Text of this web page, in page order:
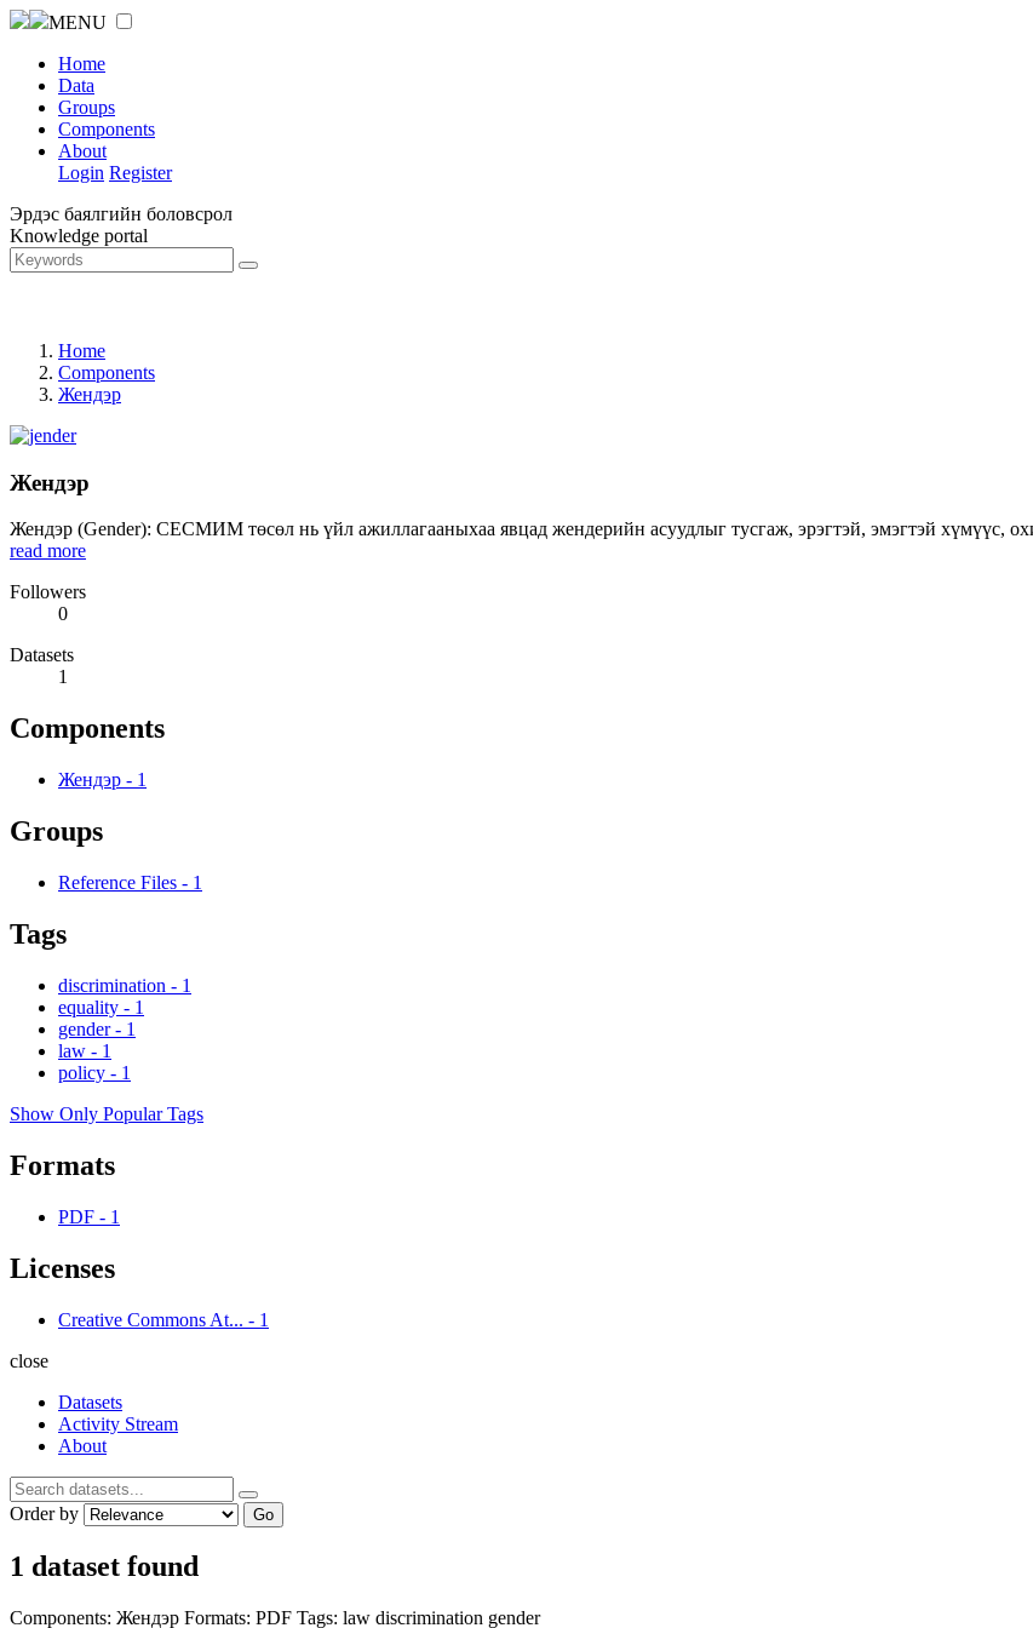
MENU
Home
Data
Groups
Components
About
Login Register
Эрдэс баялгийн боловсрол
Knowledge portal
Home
Components
Жендэр
Жендэр
Жендэр (Gender): СЕСМИМ төсөл нь үйл ажиллагааныхаа явцад жендерийн асуудлыг тусгаж, эрэгтэй, эмэгтэй хүмүүс,
read more
Followers
0
Datasets
1
Components
Жендэр - 1
Groups
Reference Files - 1
Tags
discrimination - 1
equality - 1
gender - 1
law - 1
policy - 1
Show Only Popular Tags
Formats
PDF - 1
Licenses
Creative Commons At... - 1
close
Datasets
Activity Stream
About
Order by Go
1 dataset found
Components: Жендэр Formats: PDF Tags: law discrimination gender